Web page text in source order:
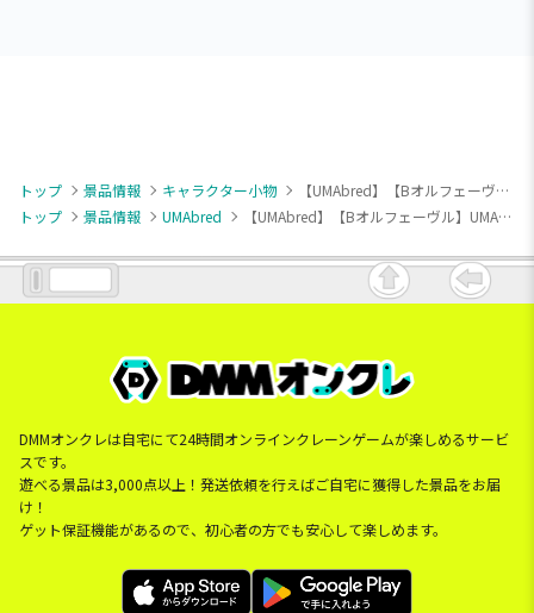
トップ 景品情報 キャラクター小物
【UMAbred】【Bオルフェーヴル】UMAbred マスコットぬいぐるみ
トップ
景品情報 UMAbred 【UMAbred】【Bオルフェーヴル】UMAbred マスコットぬいぐるみ
DMMオンクレは自宅にて24時間オンラインクレーンゲームが楽しめるサービ
スです。
遊べる景品は3,000点以上！発送依頼を行えばご自宅に獲得した景品をお届
け！
ゲット保証機能があるので、初心者の方でも安心して楽しめます。